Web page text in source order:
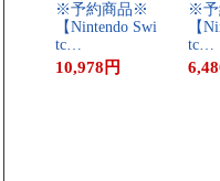
※​予​約​商​品​※​
【​N​i​n​t​e​n​d​o​ ​S​w​i​
t​c​…
10,978 円
※​予​
【​
t​c​…